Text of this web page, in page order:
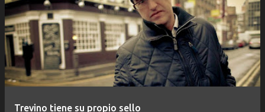
Trevino tiene su propio sello